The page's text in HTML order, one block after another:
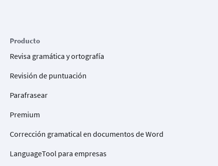
Producto
Revisa gramática y ortografía
Revisión de puntuación
Parafrasear
Premium
Corrección gramatical en documentos de Word
LanguageTool para empresas